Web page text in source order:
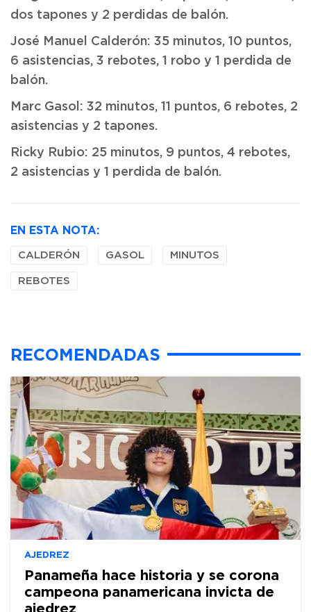
dos tapones y 2 perdidas de balón.
José Manuel Calderón: 35 minutos, 10 puntos,
6 asistencias, 3 rebotes, 1 robo y 1 perdida de
balón.
Marc Gasol: 32 minutos, 11 puntos, 6 rebotes, 2
asistencias y 2 tapones.
Ricky Rubio: 25 minutos, 9 puntos, 4 rebotes,
2 asistencias y 1 perdida de balón.
EN ESTA NOTA:
CALDERÓN GASOL MINUTOS
REBOTES
RECOMENDADAS
AJEDREZ
Panameña hace historia y se corona
campeona panamericana invicta de
ajedrez